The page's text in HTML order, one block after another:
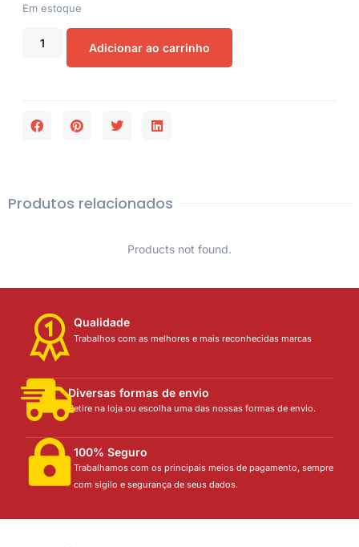
Em estoque
Adicionar ao carrinho
Produtos relacionados
Products not found.
Qualidade
Trabalhos com as melhores e mais reconhecidas marcas
Diversas formas de envio
Retire na loja ou escolha uma das nossas formas de envio.
100% Seguro
Trabalhamos com os principais meios de pagamento, sempre
com sigilo e segurança de seus dados.